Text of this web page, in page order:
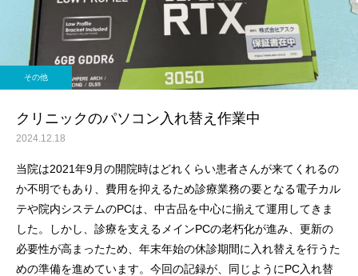
その他
クリニックのパソコン入れ替え作業中
2024.12.18
当院は2021年9月の開院時はどれくらい患者さんが来てくれるの
か不明でもあり、費用を抑えるため診療業務の要となる電子カル
テや院内システムのPCは、中古品を中心に揃えて運用してきま
した。しかし、診療を支えるメインPCの老朽化が進み、更新の
必要性が高まったため、年末年始の休診期間に入れ替えを行うた
めの準備を進めています。今回の記録が、同じようにPC入れ替